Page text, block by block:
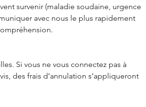
survenir (maladie soudaine, urgence
avec nous le plus rapidement
Si vous ne vous connectez pas à
des frais d’annulation s’appliqueront